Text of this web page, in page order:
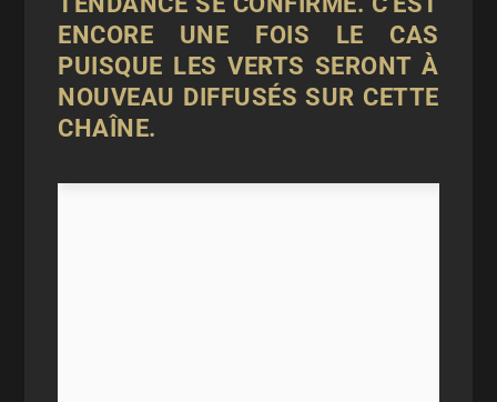
ENCORE UNE FOIS LE CAS
PUISQUE LES VERTS SERONT À
NOUVEAU DIFFUSÉS SUR CETTE
CHAÎNE.